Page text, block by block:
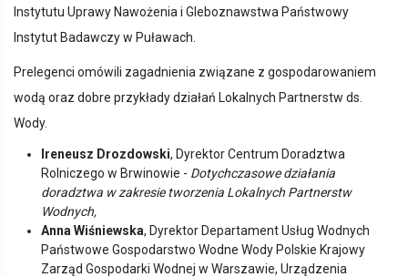
Instytutu Uprawy Nawożenia i Gleboznawstwa Państwowy
Instytut Badawczy w Puławach.
Prelegenci omówili zagadnienia związane z gospodarowaniem
wodą oraz dobre przykłady działań Lokalnych Partnerstw ds.
Wody.
Ireneusz Drozdowski, Dyrektor Centrum Doradztwa
Rolniczego w Brwinowie - Dotychczasowe działania
doradztwa w zakresie tworzenia Lokalnych Partnerstw
Wodnych,
Anna Wiśniewska, Dyrektor Departament Usług Wodnych
Państwowe Gospodarstwo Wodne Wody Polskie Krajowy
Zarząd Gospodarki Wodnej w Warszawie, Urządzenia